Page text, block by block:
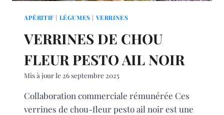
APÉRITIF | LÉGUMES | VERRINES
VERRINES DE CHOU
FLEUR PESTO AIL NOIR
Mis à jour le 26 septembre 2025
Collaboration commerciale rémunérée Ces
verrines de chou-fleur pesto ail noir est une